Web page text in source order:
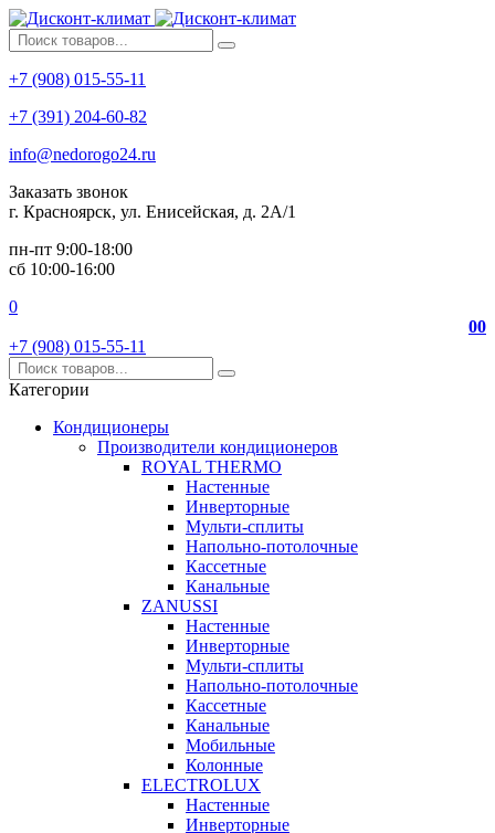
+7 (908) 015-55-11
+7 (391) 204-60-82
info@nedorogo24.ru
Заказать звонок
г. Красноярск, ул. Енисейская, д. 2А/1
пн-пт 9:00-18:00
сб 10:00-16:00
0
00
+7 (908) 015-55-11
Категории
Кондиционеры
Производители кондиционеров
ROYAL THERMO
Настенные
Инверторные
Мульти-сплиты
Напольно-потолочные
Кассетные
Канальные
ZANUSSI
Настенные
Инверторные
Мульти-сплиты
Напольно-потолочные
Кассетные
Канальные
Мобильные
Колонные
ELECTROLUX
Настенные
Инверторные